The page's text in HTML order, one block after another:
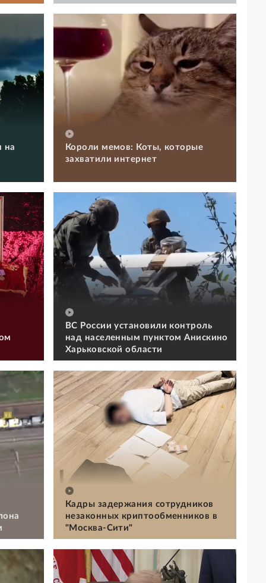
на
Короли мемов: Коты, которые
захватили интернет
ВС России установили контроль
над населенным пунктом Анискино
Харьковской области
Кадры задержания сотрудников
незаконных криптообменников в
"Москва-Сити"